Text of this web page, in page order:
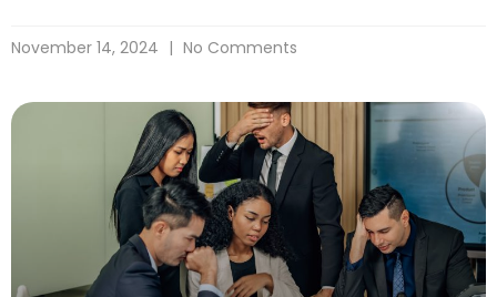
November 14, 2024 No Comments